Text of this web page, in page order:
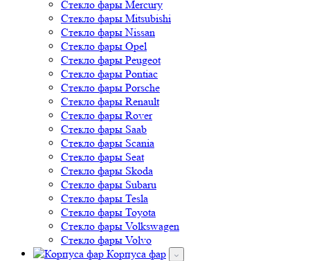
Стекло фары Mercury
Стекло фары Mitsubishi
Стекло фары Nissan
Стекло фары Opel
Стекло фары Peugeot
Стекло фары Pontiac
Стекло фары Porsche
Стекло фары Renault
Стекло фары Rover
Стекло фары Saab
Стекло фары Scania
Стекло фары Seat
Стекло фары Skoda
Стекло фары Subaru
Стекло фары Tesla
Стекло фары Toyota
Стекло фары Volkswagen
Стекло фары Volvo
Корпуса фар